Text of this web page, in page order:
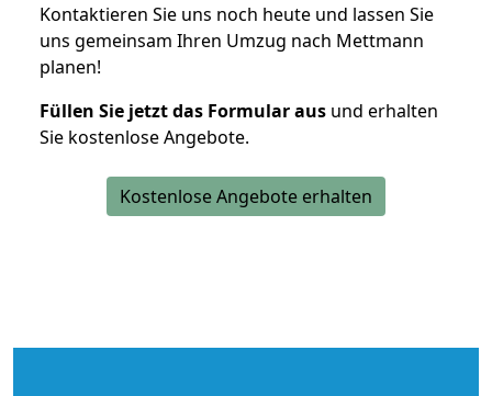
Kontaktieren Sie uns noch heute und lassen Sie
uns gemeinsam Ihren Umzug nach Mettmann
planen!
Füllen Sie jetzt das Formular aus und erhalten
Sie kostenlose Angebote.
Kostenlose Angebote erhalten